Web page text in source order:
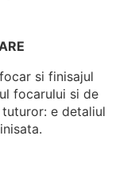
si finisajul
focarului si de
e detaliul